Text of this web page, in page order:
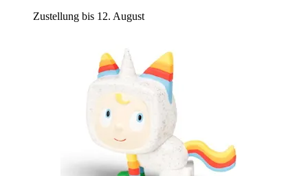
Zustellung bis 12. August